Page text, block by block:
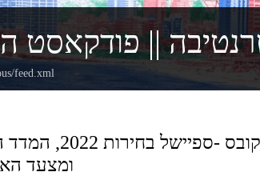
|| פודקאסט
feed.xml
אלטרנטיבה 43# // מאיה יעקובס -
ומצעד